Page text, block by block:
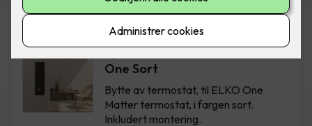
2,850,-
Bytte av termostat - ELKO
One Sort
Bytte av termostat, til ELKO One
Matter termostat, i fargen sort.
Inkludert montering.